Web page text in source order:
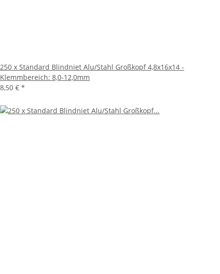
250 x Standard Blindniet Alu/Stahl Großkopf 4,8x16x14 -
Klemmbereich: 8,0-12,0mm
8,50 € *